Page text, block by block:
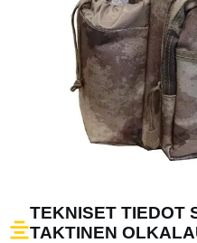
TEKNISET TIEDOT
TAKTINEN